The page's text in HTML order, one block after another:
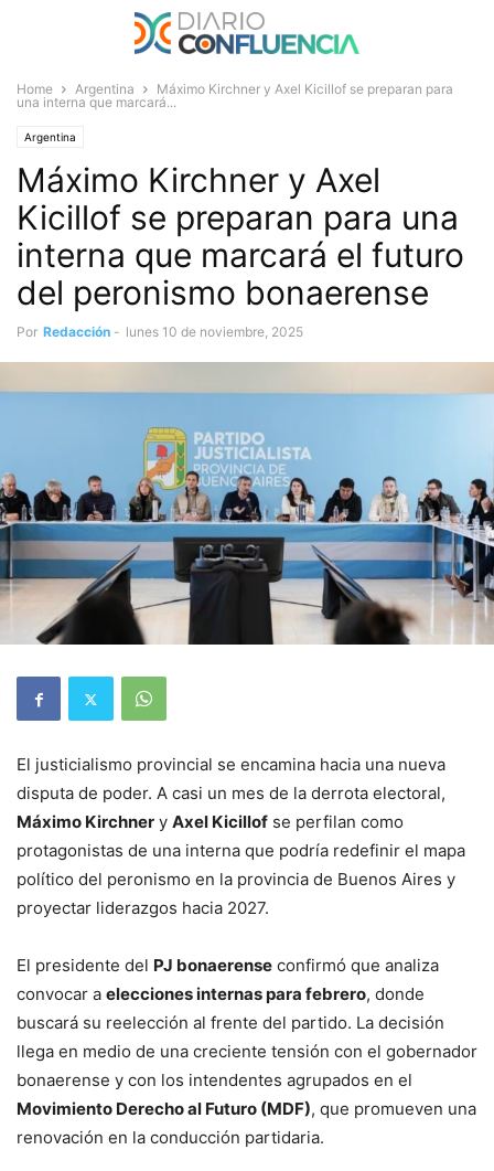
Home Argentina
Máximo Kirchner y Axel Kicillof se preparan para
una interna que marcará...
Argentina
Máximo Kirchner y Axel
Kicillof se preparan para una
interna que marcará el futuro
del peronismo bonaerense
Por Redacción - lunes 10 de noviembre, 2025
El justicialismo provincial se encamina hacia una nueva
disputa de poder. A casi un mes de la derrota electoral,
Máximo Kirchner y Axel Kicillof se perfilan como
protagonistas de una interna que podría redefinir el mapa
político del peronismo en la provincia de Buenos Aires y
proyectar liderazgos hacia 2027.
El presidente del PJ bonaerense confirmó que analiza
convocar a elecciones internas para febrero, donde
buscará su reelección al frente del partido. La decisión
llega en medio de una creciente tensión con el gobernador
bonaerense y con los intendentes agrupados en el
Movimiento Derecho al Futuro (MDF), que promueven una
renovación en la conducción partidaria.